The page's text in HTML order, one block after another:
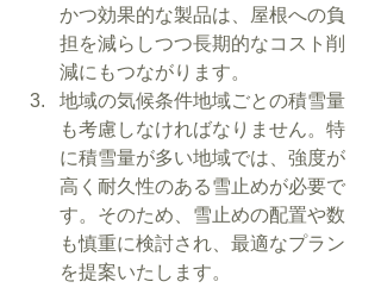
かつ効果的な製品は、屋根への負
担を減らしつつ長期的なコスト削
減にもつながります。
地域の気候条件地域ごとの積雪量
も考慮しなければなりません。特
に積雪量が多い地域では、強度が
高く耐久性のある雪止めが必要で
す。そのため、雪止めの配置や数
も慎重に検討され、最適なプラン
を提案いたします。